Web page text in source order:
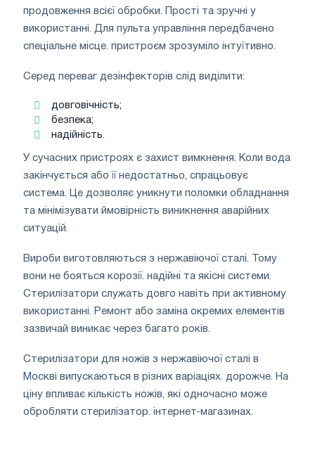
продовження всієї обробки. Прості та зручні у
використанні. Для пульта управління передбачено
спеціальне місце. пристроєм зрозуміло інтуїтивно.
Серед переваг дезінфекторів слід виділити:
довговічність;
безпека;
надійність.
У сучасних пристроях є захист вимкнення. Коли вода
закінчується або її недостатньо, спрацьовує
система. Це дозволяє уникнути поломки обладнання
та мінімізувати ймовірність виникнення аварійних
ситуацій.
Вироби виготовляються з нержавіючої сталі. Тому
вони не бояться корозії. надійні та якісні системи.
Стерилізатори служать довго навіть при активному
використанні. Ремонт або заміна окремих елементів
зазвичай виникає через багато років.
Стерилізатори для ножів з нержавіючої сталі в
Москві випускаються в різних варіаціях. дорожче. На
ціну впливає кількість ножів, які одночасно може
обробляти стерилізатор. інтернет-магазинах.